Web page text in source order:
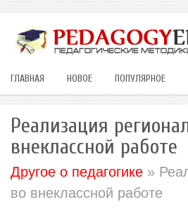
ГЛАВНАЯ НОВОЕ ПОПУЛЯРНОЕ
Реализация
внеклассной работе
Другое о педагогике »
во внеклассной работе